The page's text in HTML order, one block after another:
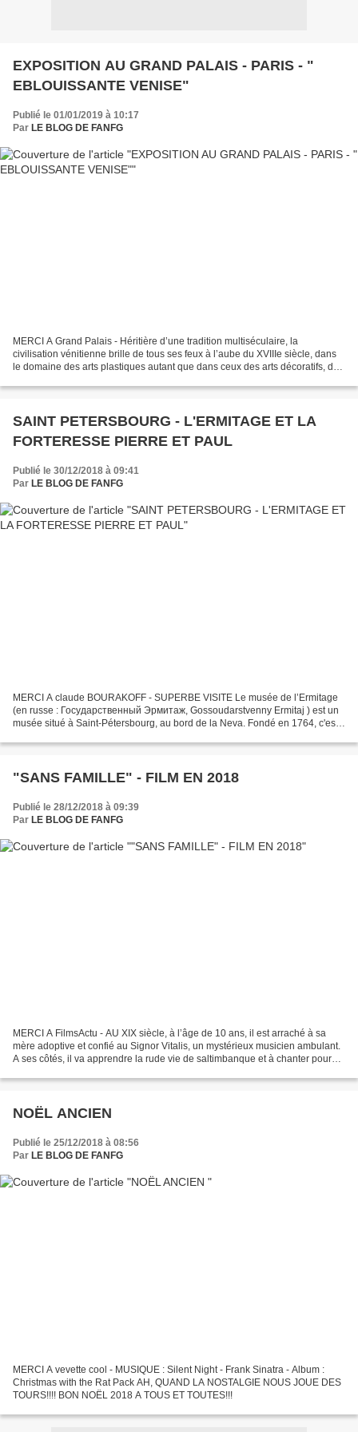
EXPOSITION AU GRAND PALAIS - PARIS - "
EBLOUISSANTE VENISE"
Publié le 01/01/2019 à 10:17
Par LE BLOG DE FANFG
MERCI A Grand Palais - Héritière d’une tradition multiséculaire, la
civilisation vénitienne brille de tous ses feux à l’aube du XVIIIe siècle, dans
le domaine des arts plastiques autant que dans ceux des arts décoratifs, de
SAINT PETERSBOURG - L'ERMITAGE ET LA
FORTERESSE PIERRE ET PAUL
Publié le 30/12/2018 à 09:41
Par LE BLOG DE FANFG
MERCI A claude BOURAKOFF - SUPERBE VISITE Le musée de l’Ermitage
(en russe : Государственный Эрмитаж, Gossoudarstvenny Ermitaj ) est un
musée situé à Saint-Pétersbourg, au bord de la Neva. Fondé en 1764, c'est
"SANS FAMILLE" - FILM EN 2018
Publié le 28/12/2018 à 09:39
Par LE BLOG DE FANFG
MERCI A FilmsActu - AU XIX siècle, à l’âge de 10 ans, il est arraché à sa
mère adoptive et confié au Signor Vitalis, un mystérieux musicien ambulant.
A ses côtés, il va apprendre la rude vie de saltimbanque et à chanter pour
NOËL ANCIEN
Publié le 25/12/2018 à 08:56
Par LE BLOG DE FANFG
MERCI A vevette cool - MUSIQUE : Silent Night - Frank Sinatra - Album :
Christmas with the Rat Pack AH, QUAND LA NOSTALGIE NOUS JOUE DES
TOURS!!!! BON NOËL 2018 A TOUS ET TOUTES!!!